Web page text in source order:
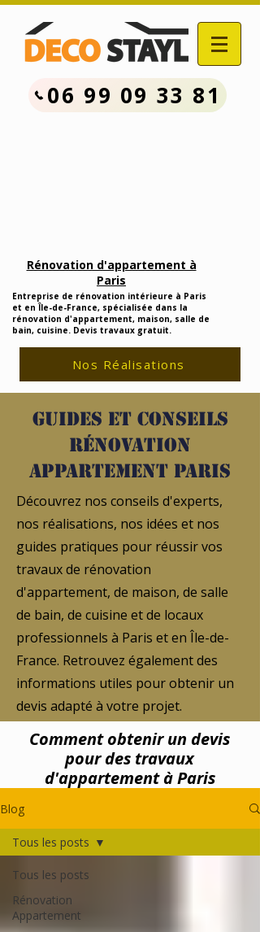
06 99 09 33 81
Rénovation d'appartement à
Paris
Entreprise de rénovation intérieure à Paris
et en Île-de-France, spécialisée dans la
rénovation d'appartement, maison, salle de
bain, cuisine. Devis travaux gratuit.
Nos Réalisations
Guides et conseils
rénovation
appartement Paris
Découvrez nos conseils d'experts,
nos réalisations, nos idées et nos
guides pratiques pour réussir vos
travaux de rénovation
d'appartement, de maison, de salle
de bain, de cuisine et de locaux
professionnels à Paris et en Île-de-
France. Retrouvez également des
informations utiles pour obtenir un
devis adapté à votre projet.
Comment obtenir un devis
pour des travaux
d'appartement à Paris
Blog
Tous les posts
Rénovation
Appartement
Tous les posts